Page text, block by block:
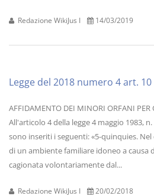
Redazione WikiJus I 14/03/2019
Legge del 2018 numero 4 art. 10
AFFIDAMENTO DEI MINORI ORFANI
All'articolo 4 della legge 4 maggio 1983,
sono inseriti i seguenti: «5-quinquies.
di un ambiente familiare idoneo a causa
cagionata volontariamente dal...
Redazione WikiJus I 20/02/2018